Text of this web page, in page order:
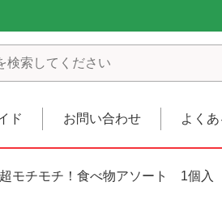
ド お問い合わせ よく
超モチモチ！食べ物アソート 1個入